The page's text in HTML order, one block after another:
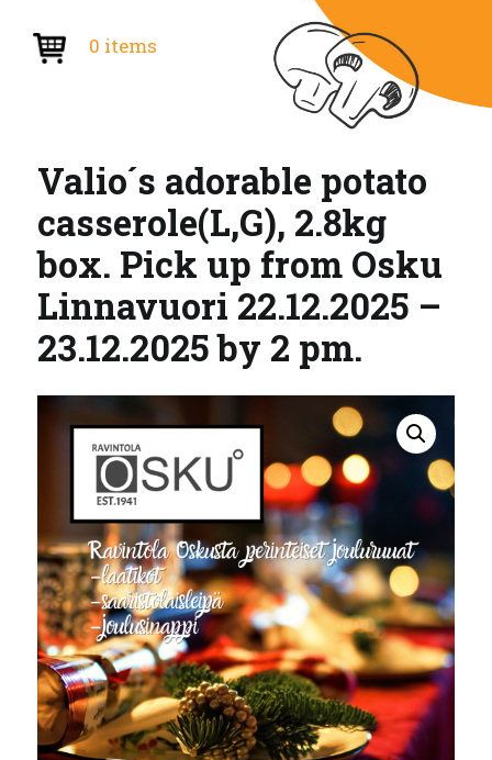
0 items
Valio´s adorable potato
casserole(L,G), 2.8kg
box. Pick up from Osku
Linnavuori 22.12.2025 –
23.12.2025 by 2 pm.